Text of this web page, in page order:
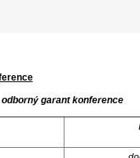
odborný garant konference